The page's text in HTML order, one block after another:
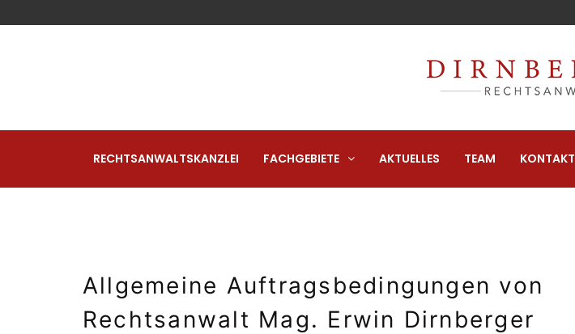
RECHTSANWALTSKANZLEI FACHGEBIETE AKTUELLES TEAM KONTAKT
Allgemeine Auftragsbedingungen von
Rechtsanwalt Mag. Erwin Dirnberger